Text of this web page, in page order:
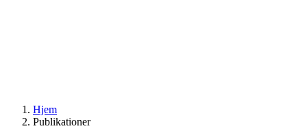
Hjem
Publikationer